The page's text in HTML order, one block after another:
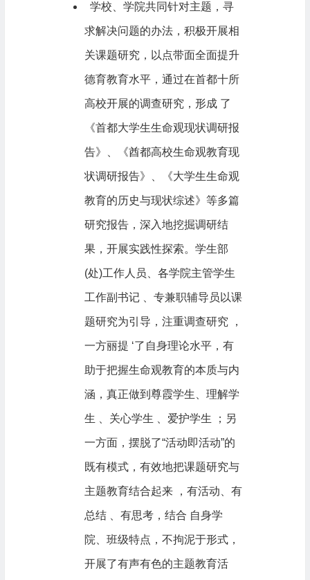
学校、学院共同针对主题，寻
求解决问题的办法，积极开展相
关课题研究，以点带面全面提升
德育教育水平，通过在首都十所
高校开展的调查研究，形成 了
《首都大学生生命观现状调研报
告》、《酋都高校生命观教育现
状调研报告》、《大学生生命观
教育的历史与现状综述》等多篇
研究报告，深入地挖掘调研结
果，开展实践性探索。学生部
(处)工作人员、各学院主管学生
工作副书记 、专兼职辅导员以课
题研究为引导，注重调查研究 ，
一方丽提 ‘了自身理论水平，有
助于把握生命观教育的本质与内
涵，真正做到尊霞学生、理解学
生 、关心学生 、爱护学生 ；另
一方面，摆脱了“活动即活动”的
既有模式，有效地把课题研究与
主题教育结合起来 ，有活动、有
总结 、有思考，结合 自身学
院、班级特点，不拘泥于形式，
开展了有声有色的主题教育活